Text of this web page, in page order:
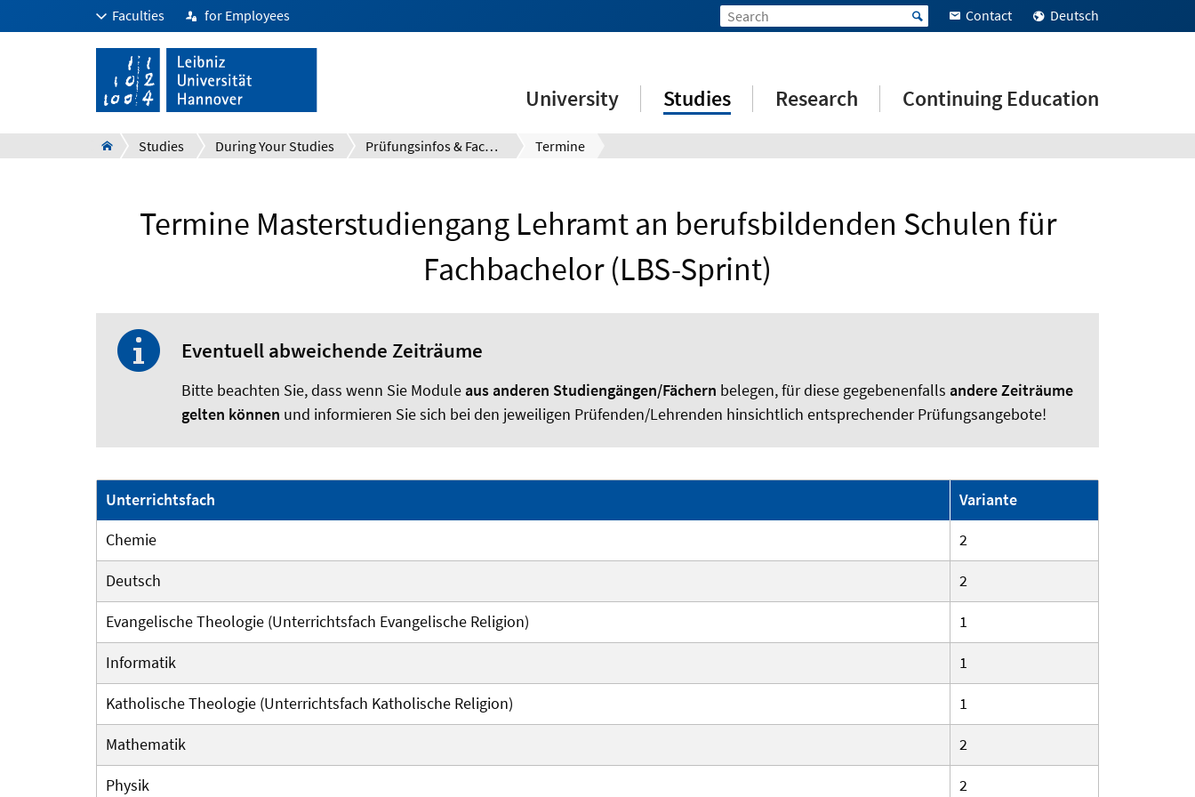
Faculties for Employees Contact Deutsch
University Studies Research Continuing Education
Studies During Your Studies Prüfungsinfos & Fachberatung Termine
Termine Masterstudiengang Lehramt an berufsbildenden Schulen für
Fachbachelor (LBS-Sprint)
Eventuell abweichende Zeiträume
Bitte beachten Sie, dass wenn Sie Moduleaus anderen Studiengängen/Fächern belegen, für diese gegebenenfalls andere Zeiträume
gelten können und informieren Sie sich bei den jeweiligen Prüfenden/Lehrenden hinsichtlich entsprechender Prüfungsangebote!
Unterrichtsfach
Variante
Chemie
2
Deutsch
2
Evangelische Theologie (Unterrichtsfach Evangelische Religion)
1
Informatik
1
Katholische Theologie (Unterrichtsfach Katholische Religion)
1
Mathematik
2
Physik
2